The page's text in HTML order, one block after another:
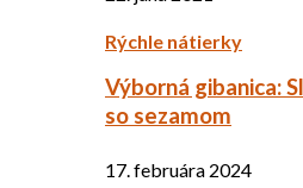
Rýchle nátierky
Výborná gibanica:
so sezamom
17. februára 2024